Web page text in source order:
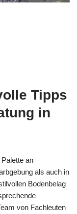
Tipps
in
an
als auch in
Bodenbelag
von Fachleuten